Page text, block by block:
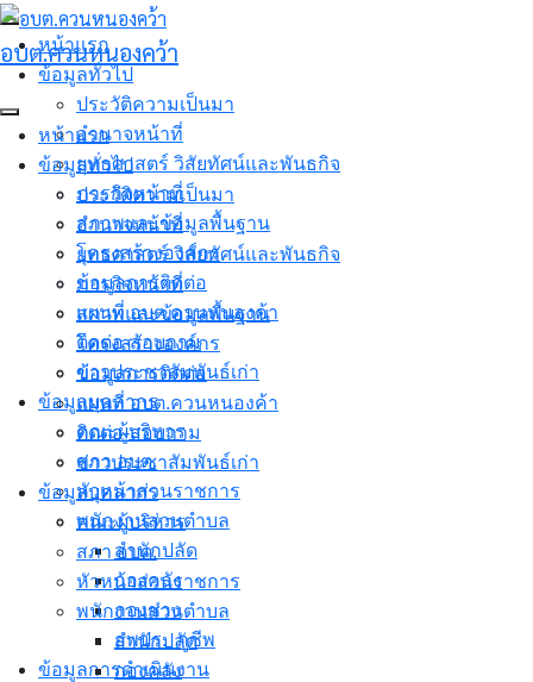
Skip
to
content
อบต.ควนหนองคว้า
หน้าแรก
ข้อมูลทั่วไป
ประวัติความเป็นมา
อำนาจหน้าที่
ยุทธศาสตร์ วิสัยทัศน์และพันธกิจ
ภารกิจหน้าที่
สภาพและข้อมูลพื้นฐาน
โครงสร้างองค์กร
ข้อมูลการติดต่อ
แผนที่ อบต.ควนหนองค้า
ติดต่อ-สอบถาม
ข่าวประชาสัมพันธ์เก่า
ข้อมูลบุคลากร
คณะผู้บริหาร
สภา อบต.
หัวหน้าส่วนราชการ
พนักงานส่วนตำบล
สำนักปลัด
กองคลัง
หน้าแรก
ข้อมูลทั่วไป
ประวัติความเป็นมา
อำนาจหน้าที่
ยุทธศาสตร์ วิสัยทัศน์และพันธกิจ
ภารกิจหน้าที่
สภาพและข้อมูลพื้นฐาน
โครงสร้างองค์กร
ข้อมูลการติดต่อ
แผนที่ อบต.ควนหนองค้า
ติดต่อ-สอบถาม
ข่าวประชาสัมพันธ์เก่า
ข้อมูลบุคลากร
คณะผู้บริหาร
สภา อบต.
หัวหน้าส่วนราชการ
พนักงานส่วนตำบล
สำนักปลัด
กองคลัง
กองช่าง
อพปร._กูชีพ
ข้อมูลการดำเนินงาน